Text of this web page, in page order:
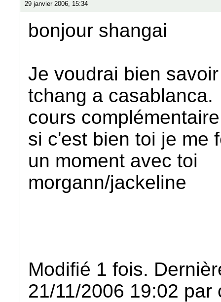
29 janvier 2006, 15:34
bonjour shangai
Je voudrai bien
tchang a casablanca.
cours
si c'est bien toi je me
un moment avec toi
morgann/jackeline
Modifié 1 fois.
21/11/2006 19:02 par